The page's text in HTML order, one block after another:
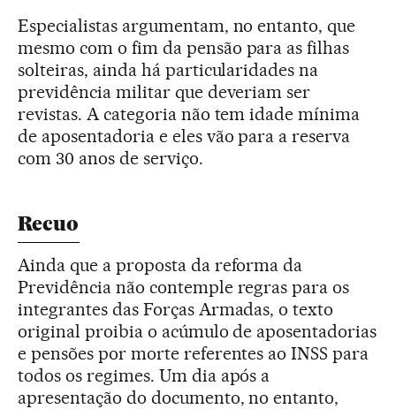
Especialistas argumentam, no entanto, que
mesmo com o fim da pensão para as filhas
solteiras, ainda há particularidades na
previdência militar que deveriam ser
revistas. A categoria não tem idade mínima
de aposentadoria e eles vão para a reserva
com 30 anos de serviço.
Recuo
Ainda que a proposta da reforma da
Previdência não contemple regras para os
integrantes das Forças Armadas, o texto
original proibia o acúmulo de aposentadorias
e pensões por morte referentes ao INSS para
todos os regimes. Um dia após a
apresentação do documento, no entanto,